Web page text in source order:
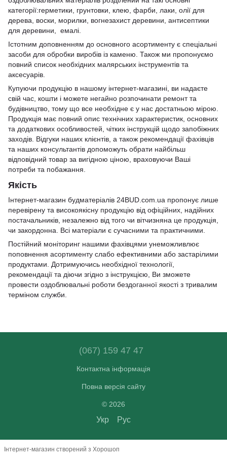
категорії:герметики грунтовки клею фарби лаки , олії для
дерева, воски морилки вогнезахист деревини антисептики
для деревини
емалі
Істотним доповненням до основного асортименту є спеціальні
засоби для обробки виробів із каменю. Також ми пропонуємо
повний список необхідних малярських інструментів та
аксесуарів.
Купуючи продукцію в нашому інтернет-магазині, ви надаєте
свій час, кошти і можете негайно розпочинати ремонт та
будівництво, тому що все необхідне є у нас достатньою мірою.
Продукція має повний опис технічних характеристик, основних
та додаткових особливостей, чітких інструкцій щодо запобіжних
заходів. Відгуки наших клієнтів, а також рекомендації фахівців
та наших консультантів допоможуть обрати найбільш
відповідний товар за вигідною ціною, враховуючи Ваші
потреби та побажання.
Якість
Інтернет-магазин будматеріалів 24BUD.com.ua пропонує лише
перевірену та високоякісну продукцію від офіційних, надійних
постачальників, незалежно від того чи вітчизняна це продукція,
чи закордонна. Всі матеріали є сучасними та практичними.
Постійний моніторинг нашими фахівцями унеможливлює
поповнення асортименту слабо ефективними або застарілими
продуктами. Дотримуючись необхідної технології,
рекомендації та діючи згідно з інструкцією, Ви зможете
провести оздоблювальні роботи бездоганної якості з тривалим
терміном служби.
(067) 159 47 47
Контактна інформація
Повна версія сайту
© 2026
Укр Рус
Інтернет-магазин створений з Хорошоп